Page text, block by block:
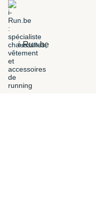
i-Run.be